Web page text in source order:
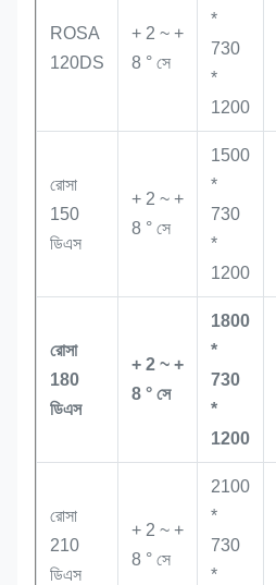
ROSA
120DS
+ 2 ~ +
8 ° সে
*
730
*
1200
রোসা
150
ডিএস
+ 2 ~ +
8 ° সে
1500
*
730
*
1200
রোসা
180
ডিএস
+ 2 ~ +
8 ° সে
1800
*
730
*
1200
রোসা
210
ডিএস
+ 2 ~ +
8 ° সে
2100
*
730
*